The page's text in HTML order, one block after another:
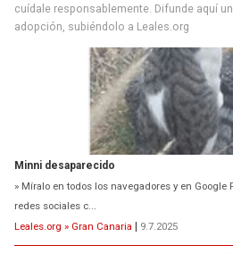
cuídale responsablemente. Difunde aquí
adopción, subiéndolo a Leales.org
Minni desaparecido
redes sociales c...
Leales.org » Gran Canaria | 9.7.2025
Siami Perdida
Se llama Siami,es hembra de 4